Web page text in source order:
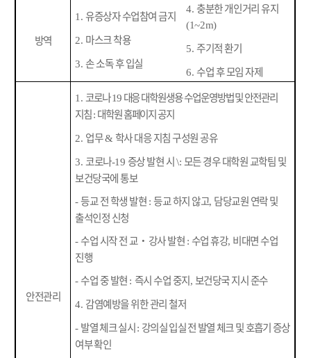
방역
1.유증상자 수업참여 금지
2. 마스크 착용
3.손 소독 후 입실
4. 충분한 개인거리 유지
(1~2m)
5. 주기적 환기
6. 수업 후 모임 자제
안전관리
1.코로나19 대응 대학원생용 수업운영방법 및 안전관리
지침: 대학원 홈페이지 공지
2. 업무&학사 대응 지침 구성원 공유
3.코로나-19 증상 발현 시\: 모든 경우 대학원 교학팀 및
보건당국에 통보
-등교 전 학생 발현 :등교 하지 않고, 담당교원 연락 및
출석인정 신청
- 수업 시작 전 교‧ 강사 발현 : 수업 휴강, 비대면 수업
진행
- 수업 중 발현 : 즉시 수업 중지, 보건당국 지시 준수
4. 감염예방을 위한 관리 철저
- 발열 체크 실시: 강의실 입실 전 발열 체크 및 호흡기 증상
여부 확인